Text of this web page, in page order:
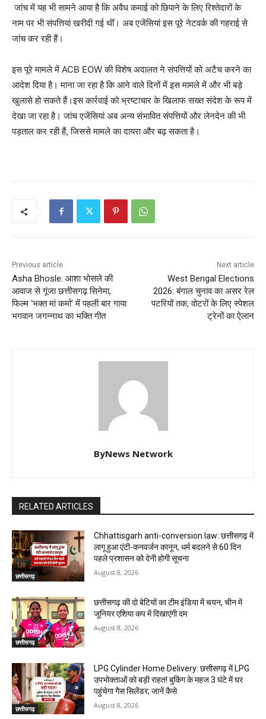
जांच में यह भी सामने आया है कि अवैध कमाई को छिपाने के लिए रिश्तेदारों के
नाम पर भी संपत्तियां खरीदी गई थीं। अब एजेंसियां इस पूरे नेटवर्क की गहराई से
जांच कर रही हैं।
इस पूरे मामले में ACB EOW की विशेष अदालत ने संपत्तियों को अटैच करने का
आदेश दिया है। माना जा रहा है कि आने वाले दिनों में इस मामले में और भी बड़े
खुलासे हो सकते हैं।इस कार्रवाई को भ्रष्टाचार के खिलाफ सख्त संदेश के रूप में
देखा जा रहा है। जांच एजेंसियां अब अन्य संभावित संपत्तियों और लेनदेन की भी
पड़ताल कर रही हैं, जिससे मामले का दायरा और बढ़ सकता है।
Previous article
Asha Bhosle: आशा भोसले की
आवाज से गूंजा छत्तीसगढ़ सिनेमा,
फिल्म ‘भक्त मां कर्मा’ में पहली बार गाया
भगवान जगन्नाथ का भक्ति गीत
Next article
West Bengal Elections
2026: बंगाल चुनाव का असर रेल
पटरियों तक, वोटरों के लिए स्पेशल
ट्रेनों का ऐलान
ByNews Network
RELATED ARTICLES
छत्तीसगढ़
Chhattisgarh anti-conversion law: छत्तीसगढ़ में
लागू हुआ एंटी-कनवर्जन कानून, धर्म बदलने से 60 दिन
पहले प्रशासन को देनी होगी सूचना
August 8, 2026
छत्तीसगढ़
छत्तीसगढ़ की दो बेटियों का टीम इंडिया में चयन, चीन में
जूनियर एशिया कप में दिखाएंगी दम
August 8, 2026
छत्तीसगढ़
LPG Cylinder Home Delivery: छत्तीसगढ़ में LPG
उपभोक्ताओं को बड़ी राहत! बुकिंग के महज 3 घंटे में घर
पहुंचेगा गैस सिलेंडर; जानें कैसे
August 8, 2026